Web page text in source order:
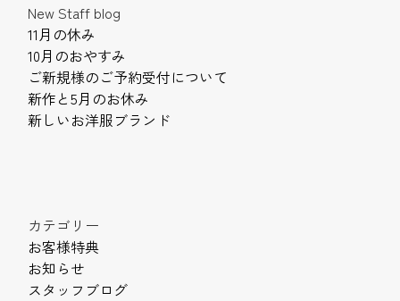
New Staff blog
11月の休み
10月のおやすみ
ご新規様のご予約受付について
新作と5月のお休み
新しいお洋服ブランド
カテゴリー
お客様特典
お知らせ
スタッフブログ